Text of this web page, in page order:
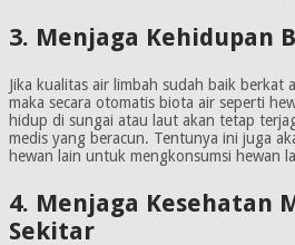
3. Menjaga Kehidupan
Jika kualitas air limbah sudah baik berkat
maka secara otomatis biota air seperti
hidup di sungai atau laut akan tetap
medis yang beracun. Tentunya ini juga
hewan lain untuk mengkonsumsi hewan
4. Menjaga Kesehatan
Sekitar